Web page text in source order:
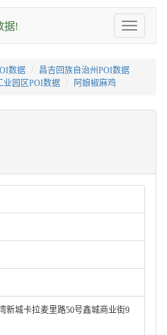
Toggle
navigation
据!
数据
昌吉回族自治州POI数据
业园区POI数据 阿娘椒麻鸡
新城卡拉麦里路50号鑫城商业街9